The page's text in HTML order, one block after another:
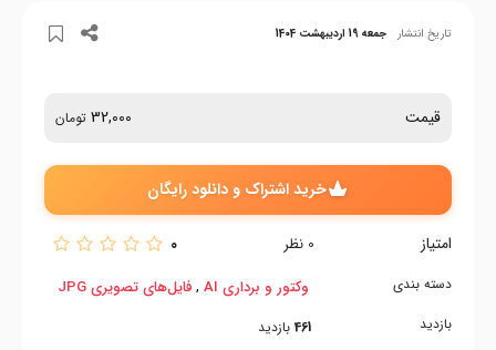
تاریخ انتشار جمعه 19 اردیبهشت 1404
قیمت 32,000 تومان
خرید اشتراک و دانلود رایگان
امتیاز 0 نظر 0
دسته بندی
بازدید
وکتور و برداری AI , فایل‌های تصویری JPG
461 بازدید